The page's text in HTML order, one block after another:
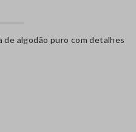
de algodão puro com detalhes